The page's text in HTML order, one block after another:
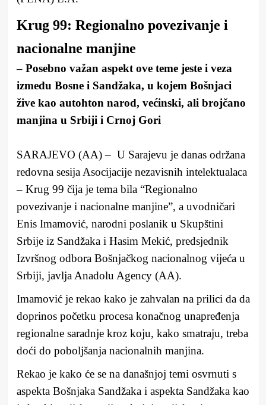
Krug 99: Regionalno povezivanje i
nacionalne manjine
– Posebno važan aspekt ove teme jeste i veza
između Bosne i Sandžaka, u kojem Bošnjaci
žive kao autohton narod, većinski, ali brojčano
manjina u Srbiji i Crnoj Gori
SARAJEVO (AA) – U Sarajevu je danas održana
redovna sesija Asocijacije nezavisnih intelektualaca
– Krug 99 čija je tema bila “Regionalno
povezivanje i nacionalne manjine”, a uvodničari
Enis Imamović, narodni poslanik u Skupštini
Srbije iz Sandžaka i Hasim Mekić, predsjednik
Izvršnog odbora Bošnjačkog nacionalnog vijeća u
Srbiji, javlja Anadolu Agency (AA).
Imamović je rekao kako je zahvalan na prilici da da
doprinos početku procesa konačnog unapređenja
regionalne saradnje kroz koju, kako smatraju, treba
doći do poboljšanja nacionalnih manjina.
Rekao je kako će se na današnjoj temi osvrnuti s
aspekta Bošnjaka Sandžaka i aspekta Sandžaka kao